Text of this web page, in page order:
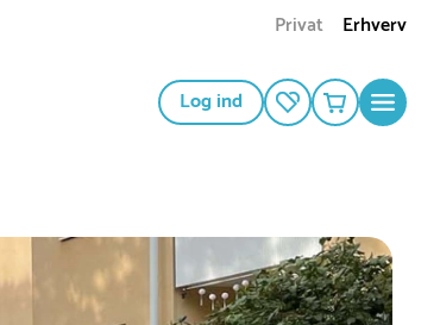
Privat Erhverv
Log ind